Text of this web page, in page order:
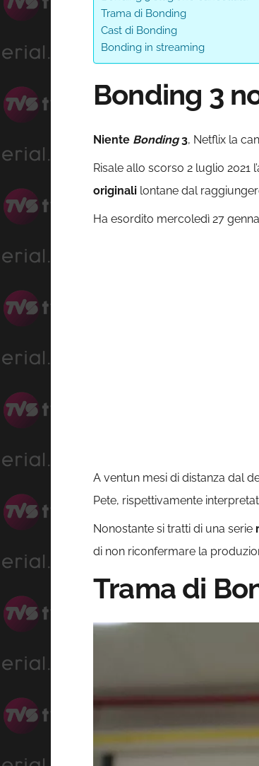
Trama di Bonding
Cast di Bonding
Bonding in streaming
Bonding 3
Niente Bonding3, Netflix la
Risale allo scorso 2 luglio
originali lontane dal
Ha esordito mercoledì 27
A ventun mesi di distanza dal
Pete, rispettivamente
Nonostante si tratti di una serie
di non riconfermare la
Trama di